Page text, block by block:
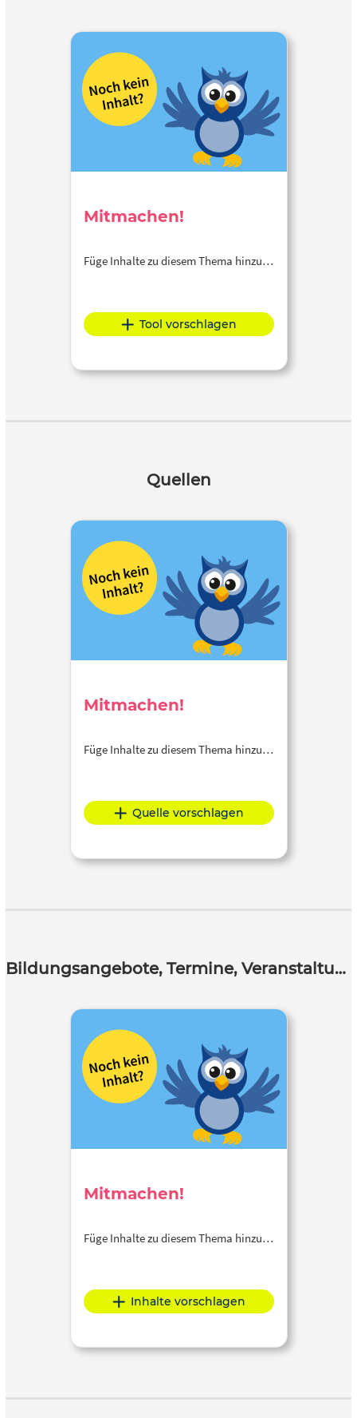
Mitmachen!
Füge Inhalte zu diesem Thema hinzu…
Tool vorschlagen
Quellen
Mitmachen!
Füge Inhalte zu diesem Thema hinzu…
Quelle vorschlagen
Bildungsangebote, Termine, Veranstaltungen
Mitmachen!
Füge Inhalte zu diesem Thema hinzu…
Inhalte vorschlagen